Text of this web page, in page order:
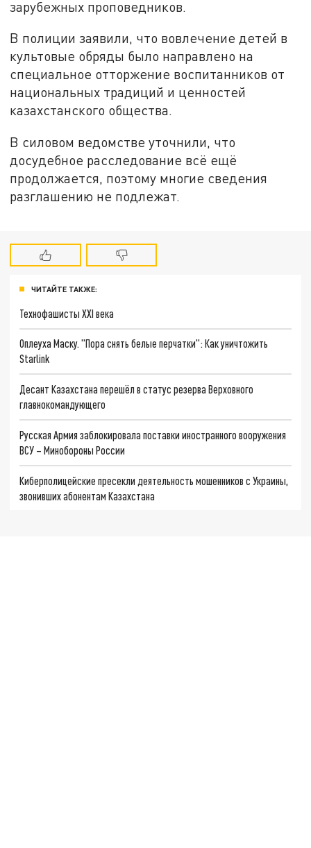
зарубежных проповедников.
В полиции заявили, что вовлечение детей в
культовые обряды было направлено на
специальное отторжение воспитанников от
национальных традиций и ценностей
казахстанского общества.
В силовом ведомстве уточнили, что
досудебное расследование всё ещё
продолжается, поэтому многие сведения
разглашению не подлежат.
ЧИТАЙТЕ ТАКЖЕ:
Технофашисты XXI века
Оплеуха Маску. "Пора снять белые перчатки": Как уничтожить
Starlink
Десант Казахстана перешёл в статус резерва Верховного
главнокомандующего
Русская Армия заблокировала поставки иностранного вооружения
ВСУ – Минобороны России
Киберполицейские пресекли деятельность мошенников с Украины,
звонивших абонентам Казахстана